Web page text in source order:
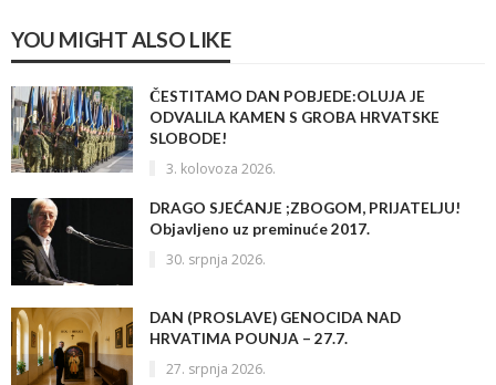
YOU MIGHT ALSO LIKE
ČESTITAMO DAN POBJEDE:OLUJA JE
ODVALILA KAMEN S GROBA HRVATSKE
SLOBODE!
3. kolovoza 2026.
DRAGO SJEĆANJE ;ZBOGOM, PRIJATELJU!
Objavljeno uz preminuće 2017.
30. srpnja 2026.
DAN (PROSLAVE) GENOCIDA NAD
HRVATIMA POUNJA – 27.7.
27. srpnja 2026.